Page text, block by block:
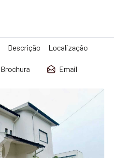
Descrição Localização
Brochura Email